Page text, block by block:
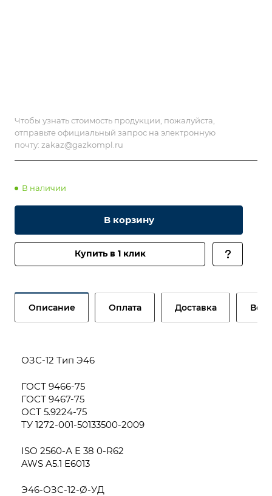
Чтобы узнать стоимость продукции, пожалуйста,
отправьте официальный запрос на электронную
почту: zakaz@gazkompl.ru
В наличии
В корзину
Купить в 1 клик
Описание Оплата Доставка
ОЗС-12 Тип Э46
ГОСТ 9466-75
ГОСТ 9467-75
ОСТ 5.9224-75
ТУ 1272-001-50133500-2009
ISO 2560-А E 38 0-R62
AWS A5.1 E6013
Э46-ОЗС-12-Ø-УД